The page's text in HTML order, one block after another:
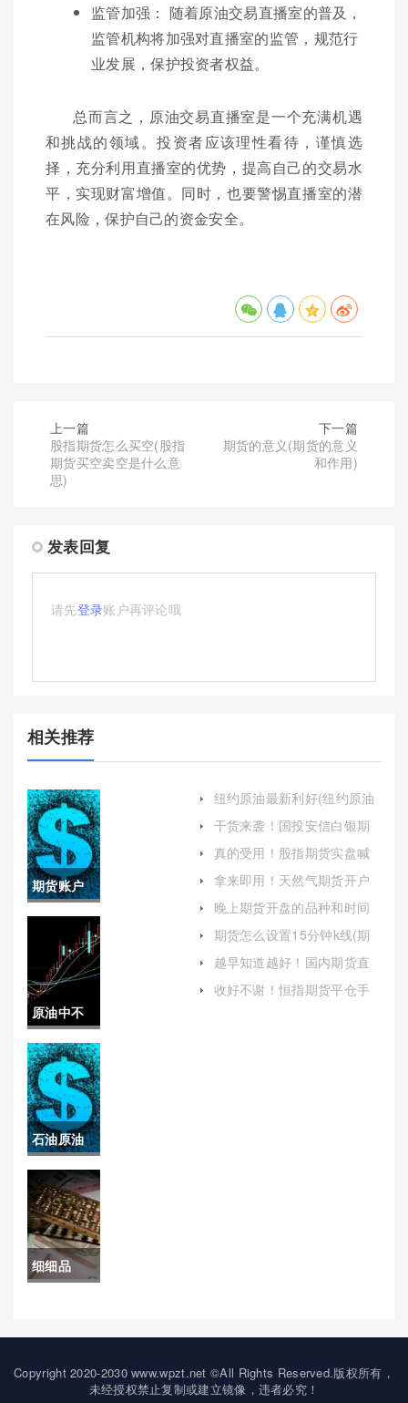
监管加强： 随着原油交易直播室的普及，
监管机构将加强对直播室的监管，规范行
业发展，保护投资者权益。
总而言之，原油交易直播室是一个充满机遇
和挑战的领域。投资者应该理性看待，谨慎选
择，充分利用直播室的优势，提高自己的交易水
平，实现财富增值。同时，也要警惕直播室的潜
在风险，保护自己的资金安全。
上一篇
股指期货怎么买空(股指
期货买空卖空是什么意
思)
下一篇
期货的意义(期货的意义
和作用)
发表回复
请先登录账户再评论哦
相关推荐
期货账户
如何避免
休眠提醒
(如何防止
期货账户
休眠)
原油中不
含(原油中
不含有)
石油原油
过程(石油
原油过程
分析)
细细品
期货交易
开户(帮助
纽约原油最新利好(纽约原油
干货来袭！国投安信白银期
下载)
真的受用！股指期货实盘喊
拿来即用！天然气期货开户
的投资者做好准备）
晚上期货开盘的品种和时间
期货怎么设置15分钟k线(期
越早知道越好！国内期货直
与监管
收好不谢！恒指期货平仓手
Copyright 2020-2030 www.wpzt.net ©All Rights Reserved.版权所有，
未经授权禁止复制或建立镜像，违者必究！